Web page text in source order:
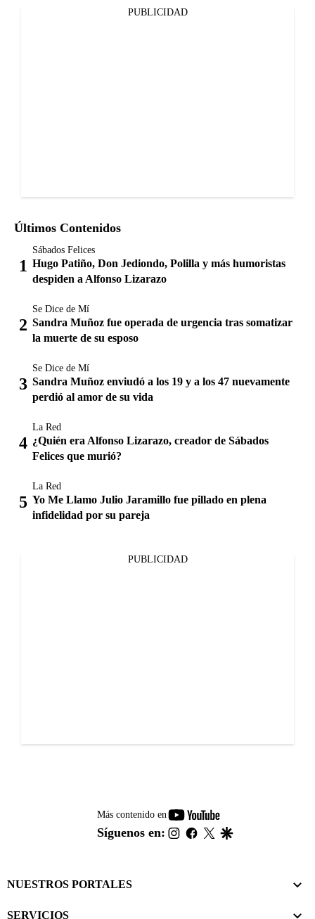
PUBLICIDAD
Últimos Contenidos
Sábados Felices
Hugo Patiño, Don Jediondo, Polilla y más humoristas
despiden a Alfonso Lizarazo
Se Dice de Mí
Sandra Muñoz fue operada de urgencia tras somatizar
la muerte de su esposo
Se Dice de Mí
Sandra Muñoz enviudó a los 19 y a los 47 nuevamente
perdió al amor de su vida
La Red
¿Quién era Alfonso Lizarazo, creador de Sábados
Felices que murió?
La Red
Yo Me Llamo Julio Jaramillo fue pillado en plena
infidelidad por su pareja
PUBLICIDAD
Más contenido en
youtube-
footer
Síguenos en: instagram
facebook
twitter
NUESTROS PORTALES
SERVICIOS